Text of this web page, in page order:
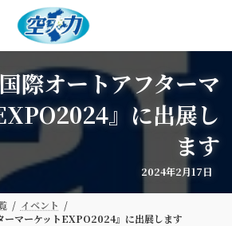
際オートアフターマ
』に出展し
ます
2024年2月17日
イベント
ーマーケットEXPO2024』に出展します